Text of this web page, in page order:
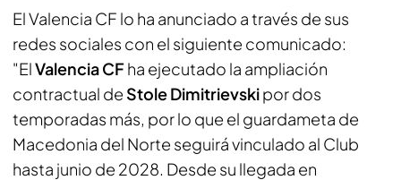
El Valencia CF lo ha anunciado a través de sus
redes sociales con el siguiente comunicado:
"ElValencia CFha ejecutado la ampliación
contractual de Stole Dimitrievskipor dos
temporadas más, por lo que el guardameta de
Macedonia del Norte seguirá vinculado al Club
hasta junio de 2028. Desde su llegada en